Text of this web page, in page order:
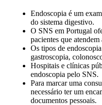
Endoscopia é um
do sistema digestivo.
O SNS em Portugal
pacientes que
Os tipos de
gastroscopia,
Hospitais e clínicas
endoscopia pelo SNS.
Para marcar uma
necessário ter um
documentos pessoais.